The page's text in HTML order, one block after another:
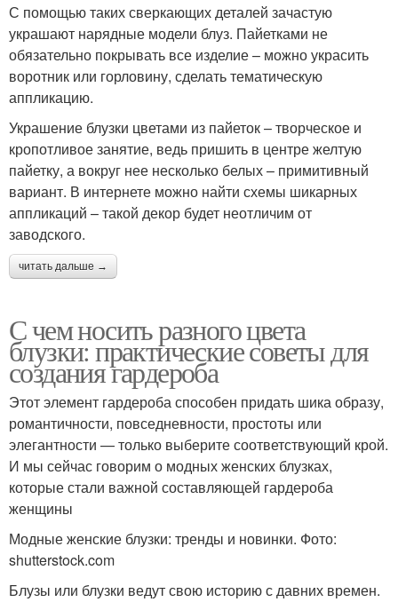
С помощью таких сверкающих деталей зачастую
украшают нарядные модели блуз. Пайетками не
обязательно покрывать все изделие – можно украсить
воротник или горловину, сделать тематическую
аппликацию.
Украшение блузки цветами из пайеток – творческое и
кропотливое занятие, ведь пришить в центре желтую
пайетку, а вокруг нее несколько белых – примитивный
вариант. В интернете можно найти схемы шикарных
аппликаций – такой декор будет неотличим от
заводского.
читать дальше →
С чем носить разного цвета
блузки: практические советы для
создания гардероба
Этот элемент гардероба способен придать шика образу,
романтичности, повседневности, простоты или
элегантности — только выберите соответствующий крой.
И мы сейчас говорим о модных женских блузках,
которые стали важной составляющей гардероба
женщины
Модные женские блузки: тренды и новинки. Фото:
shutterstock.com
Блузы или блузки ведут свою историю с давних времен.